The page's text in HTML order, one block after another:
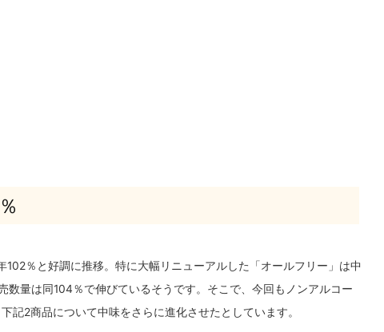
％と好調に推移。特に大幅リニューアルした「オールフリー」は中
量は同104％で伸びているそうです。そこで、今回もノンアルコー
記2商品について中味をさらに進化させたとしています。